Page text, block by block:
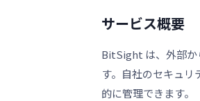
サービス概要
BitSight は、外部か
す。自社のセキュ
的に管理できます。